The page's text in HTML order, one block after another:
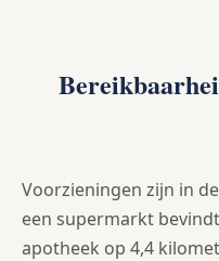
Voorzieningen zijn in
een supermarkt
apotheek op 4,4